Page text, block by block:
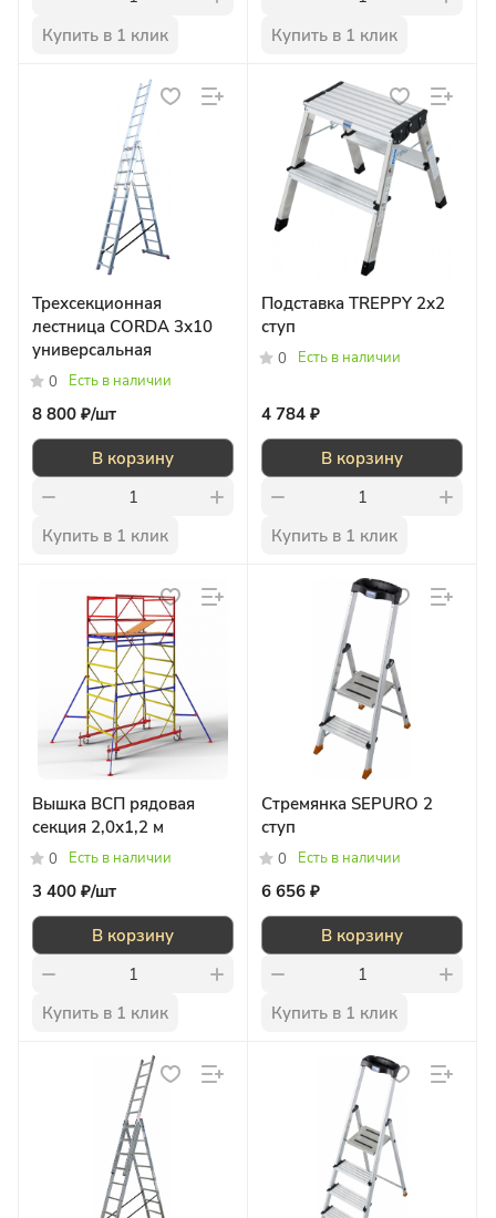
Купить в 1 клик Купить в 1 клик
Трехсекционная
лестница CORDA 3х10
универсальная
0 Есть в наличии
8 800 ₽/шт
В корзину
Купить в 1 клик
Подставка TREPPY 2х2
ступ
0 Есть в наличии
4 784 ₽
В корзину
Купить в 1 клик
Вышка ВСП рядовая
секция 2,0х1,2 м
0 Есть в наличии
3 400 ₽/шт
В корзину
Купить в 1 клик
Стремянка SEPURO 2
ступ
0 Есть в наличии
6 656 ₽
В корзину
Купить в 1 клик